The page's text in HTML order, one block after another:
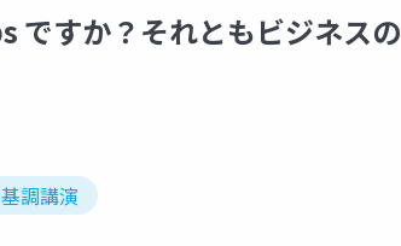
ですか？それともビジネスの
調講演